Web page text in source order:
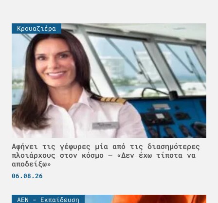
Κρουαζιέρα
Αφήνει τις γέφυρες μία από τις διασημότερες
πλοιάρχους στον κόσμο – «Δεν έχω τίποτα να
αποδείξω»
06.08.26
ΑΕΝ - Εκπαίδευση